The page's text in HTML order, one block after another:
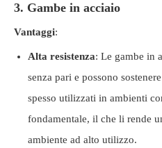
3. Gambe in acciaio
Vantaggi:
Alta resistenza: Le gambe in
senza pari e possono
spesso utilizzati in ambienti
fondamentale, il che li rende
ambiente ad alto utilizzo.